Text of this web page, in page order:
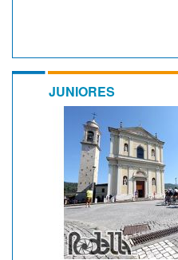
JUNIORES